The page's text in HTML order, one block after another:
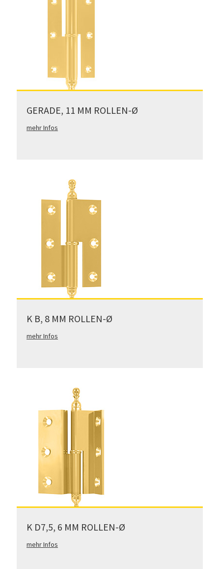
GERADE, 11 MM ROLLEN-Ø
mehr Infos
K B, 8 MM ROLLEN-Ø
mehr Infos
K D7,5, 6 MM ROLLEN-Ø
mehr Infos